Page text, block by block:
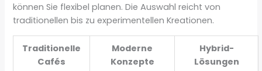
können Sie flexibel planen. Die Auswahl reicht von
traditionellen bis zu experimentellen Kreationen.
Traditionelle
Cafés
Moderne
Konzepte
Hybrid-
Lösungen